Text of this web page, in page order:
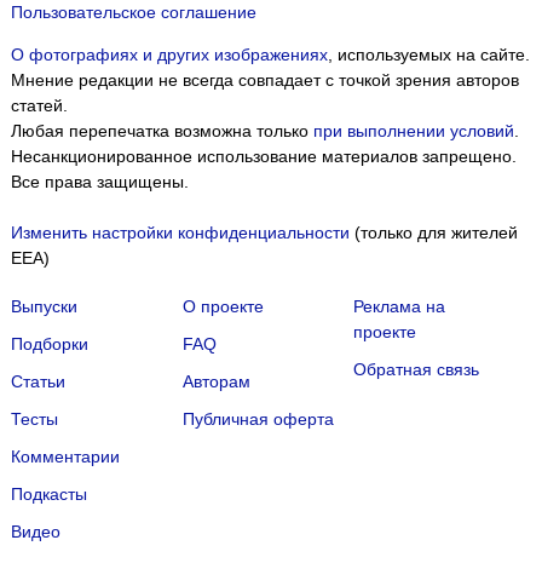
Пользовательское соглашение
О фотографиях и других изображениях, используемых на сайте.
Мнение редакции не всегда совпадает с точкой зрения авторов
статей.
Любая перепечатка возможна только при выполнении условий
Несанкционированное использование материалов запрещено.
Все права защищены.
Изменить настройки конфиденциальности (только для жителей
EEA)
Выпуски
Подборки
Статьи
Тесты
Комментарии
Подкасты
Видео
О проекте
FAQ
Авторам
Публичная оферта
Реклама на
проекте
Обратная связь